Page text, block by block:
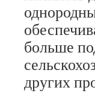
больше
других